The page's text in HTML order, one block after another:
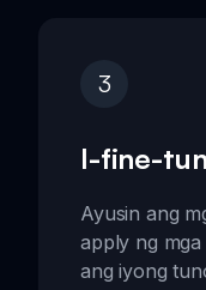
3
I-fine-
Ayusin ang
apply ng
ang iyong